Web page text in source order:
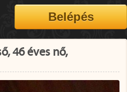
46 éves nő,